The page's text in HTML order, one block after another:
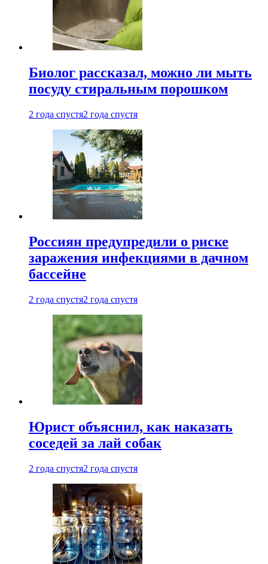
Биолог рассказал, можно ли мыть
посуду стиральным порошком
2 года спустя2 года спустя
Россиян предупредили о риске
заражения инфекциями в дачном
бассейне
2 года спустя2 года спустя
Юрист объяснил, как наказать
соседей за лай собак
2 года спустя2 года спустя